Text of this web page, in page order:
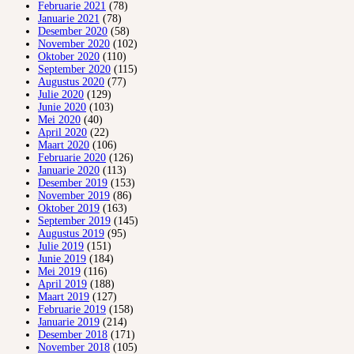
Februarie 2021 (78)
Januarie 2021 (78)
Desember 2020 (58)
November 2020 (102)
Oktober 2020 (110)
September 2020 (115)
Augustus 2020 (77)
Julie 2020 (129)
Junie 2020 (103)
Mei 2020 (40)
April 2020 (22)
Maart 2020 (106)
Februarie 2020 (126)
Januarie 2020 (113)
Desember 2019 (153)
November 2019 (86)
Oktober 2019 (163)
September 2019 (145)
Augustus 2019 (95)
Julie 2019 (151)
Junie 2019 (184)
Mei 2019 (116)
April 2019 (188)
Maart 2019 (127)
Februarie 2019 (158)
Januarie 2019 (214)
Desember 2018 (171)
November 2018 (105)